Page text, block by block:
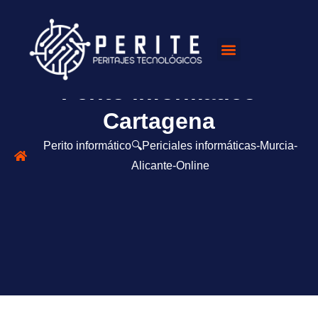
Cartagena
Perito informático🔍Periciales informáticas-Murcia-
Alicante-Online